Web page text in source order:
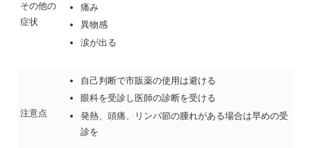
その他の
症状
痛み
異物感
涙が出る
注意点
自己判断で市販薬の使用は避ける
眼科を受診し医師の診断を受ける
発熱、頭痛、リンパ節の腫れがある場合は早めの受
診を